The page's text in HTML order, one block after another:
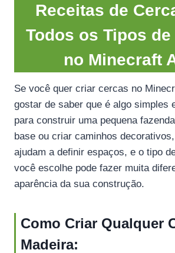
Receitas de
Todos os Tipos de
no Minecraft
Se você quer criar cercas no
gostar de saber que é algo simples
para construir uma pequena
base ou criar caminhos
ajudam a definir espaços, e o tipo
você escolhe pode fazer muita
aparência da sua construção.
Como Criar Qualquer
Madeira: